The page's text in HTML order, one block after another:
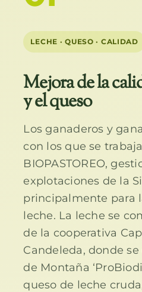
LECHE · QUESO · CALIDAD
Mejora de la
y el queso
Los ganaderos y
con los que se
BIOPASTOREO,
explotaciones de la
principalmente para
leche. La leche se
de la cooperativa
Candeleda, donde
de Montaña
queso de leche